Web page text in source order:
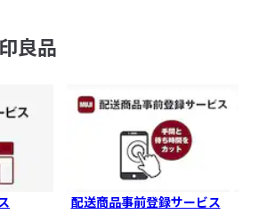
良品
配送商品事前登録サービス